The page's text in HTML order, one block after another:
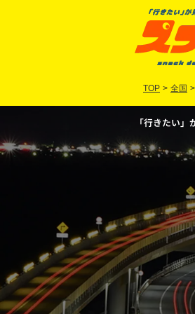
TOP > 全国 >
「行きたい